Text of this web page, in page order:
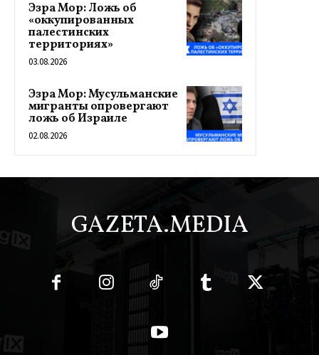
Эзра Мор: Ложь об
«оккупированных
палестинских
территориях»
03.08.2026
Эзра Мор: Мусульманские
мигранты опровергают
ложь об Израиле
02.08.2026
GAZETA.MEDIA